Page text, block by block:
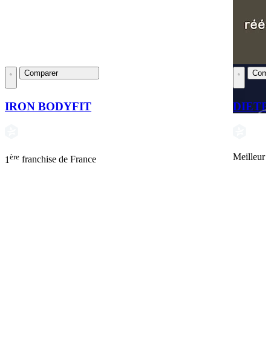
Comparer
IRON BODYFIT
1 ère franchise de France Meilleur